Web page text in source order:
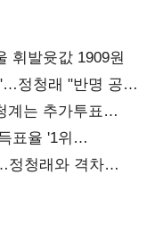
휘발윳값 1909원
정청래 "반명 공세
계는 추가투표
표율 '1위
정청래와 격차